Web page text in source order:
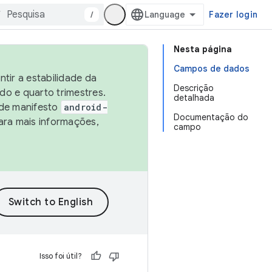
/ Fazer login
Nesta página
Campos de dados
Descrição
detalhada
Documentação do
campo
a estabilidade da
e quarto trimestres.
manifesto
android-
mais informações,
Isso foi útil?